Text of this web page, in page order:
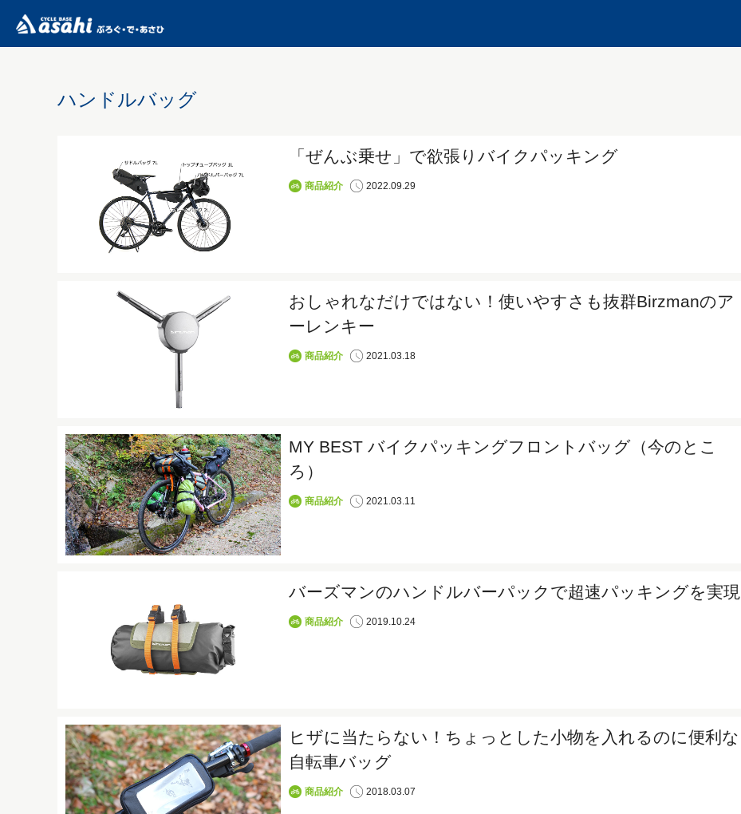
ハンドルバッグ
「ぜんぶ乗せ」で欲張りバイクパッキング
商品紹介 2022.09.29
おしゃれなだけではない！使いやすさも抜群Birzmanのア
ーレンキー
商品紹介 2021.03.18
MY BEST バイクパッキングフロントバッグ（今のとこ
ろ）
商品紹介 2021.03.11
バーズマンのハンドルバーパックで超速パッキングを実現
商品紹介 2019.10.24
ヒザに当たらない！ちょっとした小物を入れるのに便利な
自転車バッグ
商品紹介 2018.03.07